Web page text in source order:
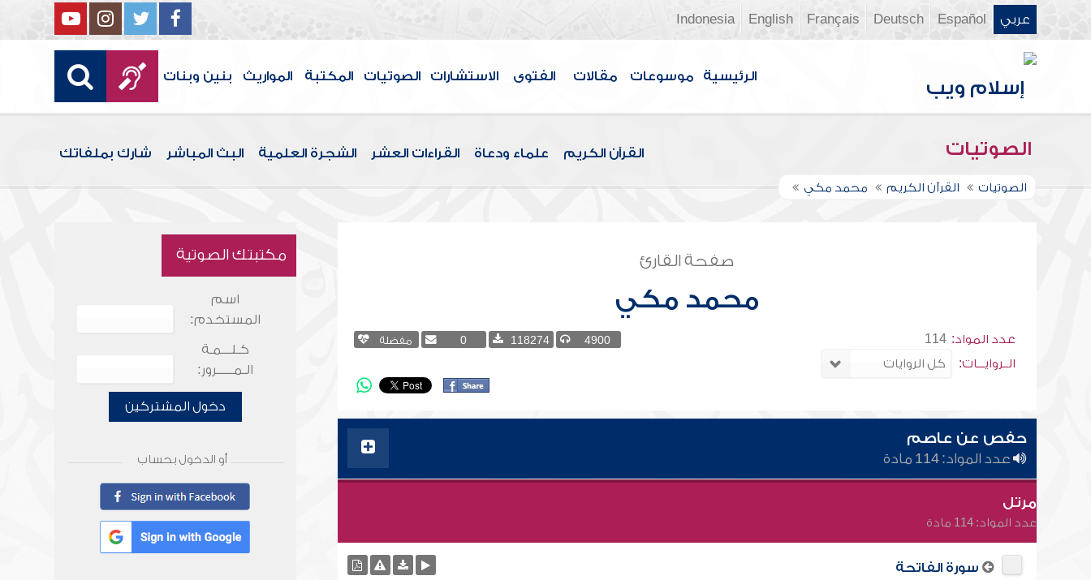
عربي Español
Deutsch
Français
English
Indonesia
الرئيسية موسوعات مقالات الفتوى الاستشارات الصوتيات المكتبة المواريث بنين وبنات
الصوتيات القرآن الكريم علماء ودعاة القراءات العشر الشجرة العلمية البث المباشر شارك بملفاتك
الصوتيات القرآن الكريم محمد مكي
صفحة القارئ
محمد مكي
عدد المواد: 114
الــروايـــات:
4900
118274
0 مفضلة
حفص عن عاصم
عدد المواد: 114 مادة
مرتل
عدد المواد: 114 مادة
سورة الفاتحة
مكتبتك الصوتية
اسم
المستخدم:
كـلـــمـة
الـمـــــرور:
دخول المشتركين
أو الدخول بحساب